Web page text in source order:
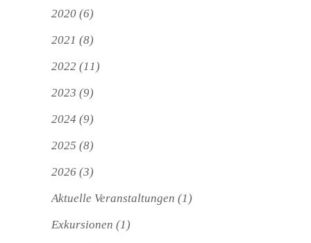
2020 (6)
2021 (8)
2022 (11)
2023 (9)
2024 (9)
2025 (8)
2026 (3)
Aktuelle Veranstaltungen (1)
Exkursionen (1)